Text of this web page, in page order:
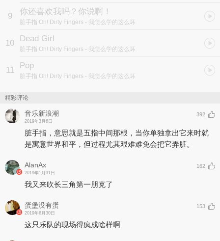
9 你还喜欢我吗？你说啊！
脏手指 Oh! Dirty Fingers - 我怎么学的这么坏
10 Dead Girl
脏手指 Oh! Dirty Fingers - 我怎么学的这么坏
11 Pop
脏手指 Oh! Dirty Fingers - 我怎么学的这么坏
精彩评论
音乐新浪潮
2019年3月6日
392
脏手指，意思就是五指中间那根，当你单独拿出它来时就
是寓意世界和平，但过程尤其艰难难免会把它弄脏。
AlanAx
2019年1月31日
162
我又来吹长三角第一朋克了
蛋堡没有蛋
2019年6月30日
153
这只乐队的现场得疯成啥样啊